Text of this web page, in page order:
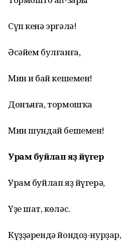
Сүп кенә эргәлә!
Әсәйем булғанға,
Мин иң бай кешемен!
Донъяға, тормошҡа
Мин шундай бешемен!
Урам буйлап яҙ йүгерә
Урам буйлап яҙ йүгерә,
Үҙе шат, көләс.
Күҙҙәрендә йондоҙ-нурҙар,